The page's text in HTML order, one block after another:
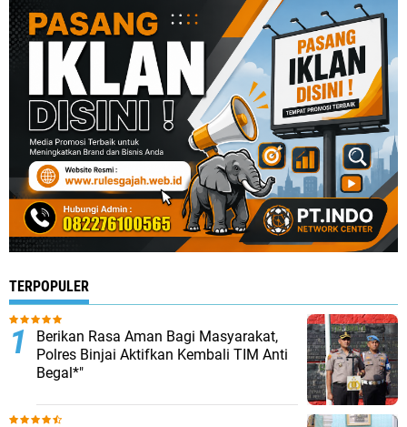
TERPOPULER
Berikan Rasa Aman Bagi Masyarakat,
Polres Binjai Aktifkan Kembali TIM Anti
Begal*"